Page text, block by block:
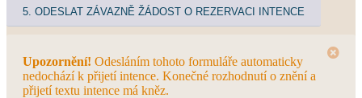
Upozornění! Odesláním tohoto formuláře automaticky
nedochází k přijetí intence. Konečné rozhodnutí o znění a
přijetí textu intence má kněz.